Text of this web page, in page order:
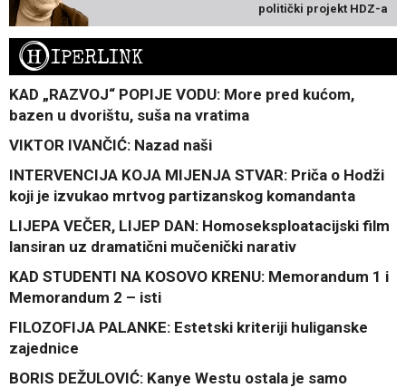
politički projekt HDZ-a
HIPERLINK
KAD „RAZVOJ“ POPIJE VODU: More pred kućom,
bazen u dvorištu, suša na vratima
VIKTOR IVANČIĆ: Nazad naši
INTERVENCIJA KOJA MIJENJA STVAR: Priča o Hodži
koji je izvukao mrtvog partizanskog komandanta
LIJEPA VEČER, LIJEP DAN: Homoseksploatacijski film
lansiran uz dramatični mučenički narativ
KAD STUDENTI NA KOSOVO KRENU: Memorandum 1 i
Memorandum 2 – isti
FILOZOFIJA PALANKE: Estetski kriteriji huliganske
zajednice
BORIS DEŽULOVIĆ: Kanye Westu ostala je samo